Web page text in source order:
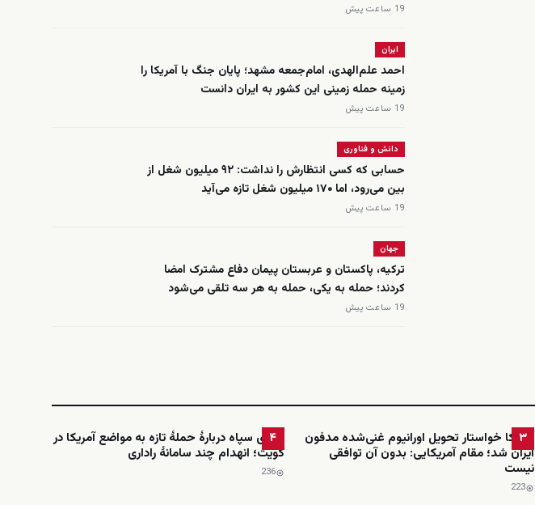
19 ساعت پیش
ایران
احمد علم‌الهدی، امام‌جمعه مشهد؛ پایان جنگ با آمریکا را
زمینه حمله زمینی این کشور به ایران دانست
19 ساعت پیش
دانش و فناوری
حسابی که کسی انتظارش را نداشت: ۹۲ میلیون شغل از
بین می‌رود، اما ۱۷۰ میلیون شغل تازه می‌آید
19 ساعت پیش
جهان
ترکیه، پاکستان و عربستان پیمان دفاع مشترک امضا
کردند؛ حمله به یکی، حمله به هر سه تلقی می‌شود
19 ساعت پیش
۳
آمریکا خواستار تحویل اورانیوم غنی‌شده مدفون
ایران شد؛ مقام آمریکایی: بدون آن توافقی
نیست
223
۴
ادعای سپاه دربارهٔ حملهٔ تازه به مواضع آمریکا در
کویت؛ انهدام چند سامانهٔ راداری
236